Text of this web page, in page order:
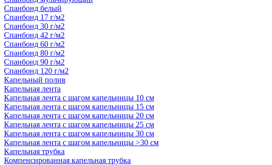
Спанбонд белый
Спанбонд 17 г/м2
Спанбонд 30 г/м2
Спанбонд 42 г/м2
Спанбонд 60 г/м2
Спанбонд 80 г/м2
Спанбонд 90 г/м2
Спанбонд 120 г/м2
Капельный полив
Капельная лента
Капельная лента с шагом капельницы 10 см
Капельная лента с шагом капельницы 15 см
Капельная лента с шагом капельницы 20 см
Капельная лента с шагом капельницы 25 см
Капельная лента с шагом капельницы 30 см
Капельная лента с шагом капельницы >30 см
Капельная трубка
Компенсированная капельная трубка